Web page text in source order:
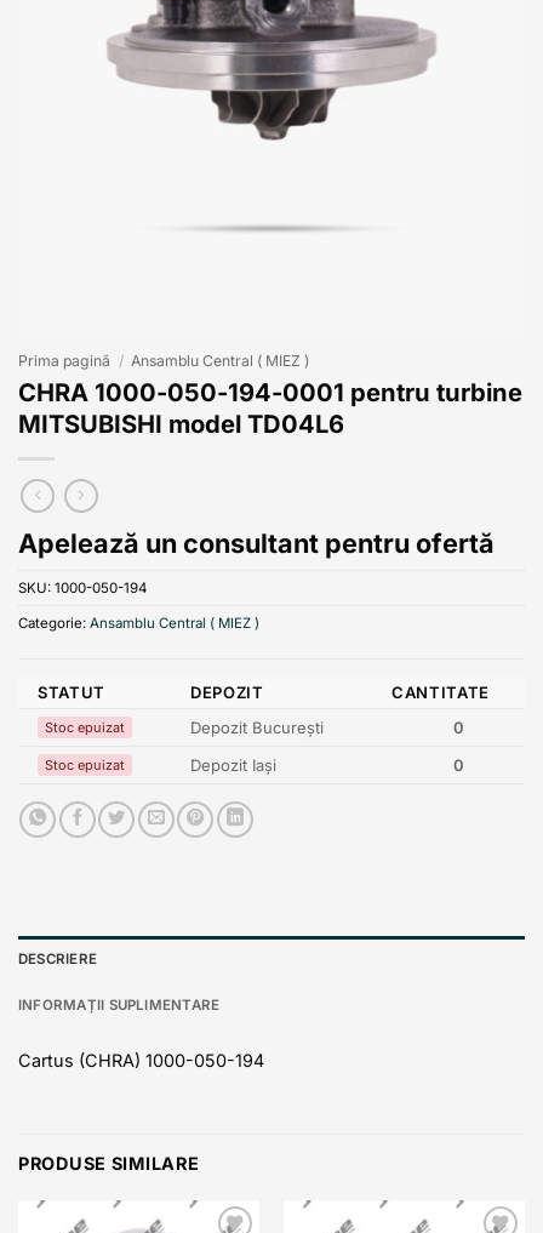
Prima pagină / Ansamblu Central ( MIEZ )
CHRA 1000-050-194-0001 pentru turbine
MITSUBISHI model TD04L6
Apelează un consultant pentru ofertă
SKU: 1000-050-194
Categorie: Ansamblu Central ( MIEZ )
STATUT DEPOZIT CANTITATE
Stoc epuizat Depozit București 0
Stoc epuizat Depozit Iași 0
DESCRIERE
INFORMAȚII SUPLIMENTARE
Cartus (CHRA) 1000-050-194
PRODUSE SIMILARE